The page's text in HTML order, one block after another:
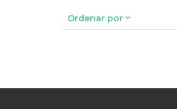
Ordenar por